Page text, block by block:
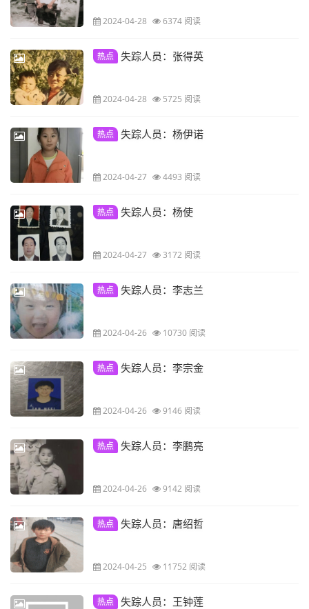
2024-04-28 6374 阅读
热点 失踪人员：张得英
2024-04-28 5725 阅读
热点 失踪人员：杨伊诺
2024-04-27 4493 阅读
热点 失踪人员：杨使
2024-04-27 3172 阅读
热点 失踪人员：李志兰
2024-04-26 10730 阅读
热点 失踪人员：李宗金
2024-04-26 9146 阅读
热点 失踪人员：李鹏亮
2024-04-26 9142 阅读
热点 失踪人员：唐绍哲
2024-04-25 11752 阅读
热点 失踪人员：王钟莲